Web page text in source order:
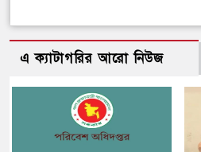
এ ক্যাটাগরির আরো নিউজ